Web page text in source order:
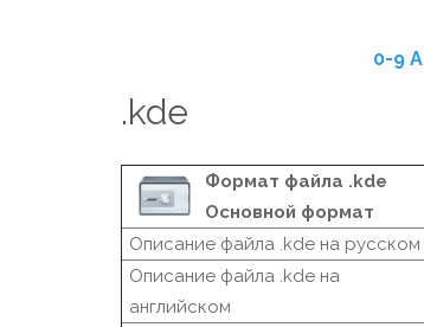
0-9 A
.kde
Формат файла .kde
Основной формат
Описание файла .kde на русском
Описание файла .kde на
английском